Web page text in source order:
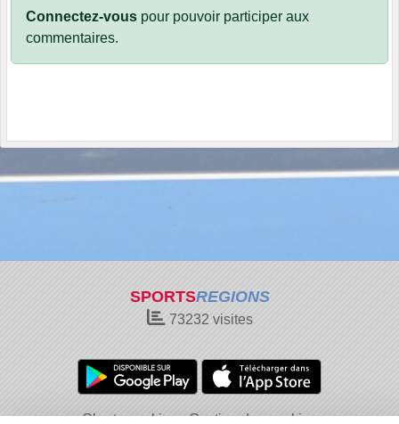
Connectez-vous pour pouvoir participer aux
commentaires.
SPORTSREGIONS
73232 visites
Charte cookies Gestion des cookies